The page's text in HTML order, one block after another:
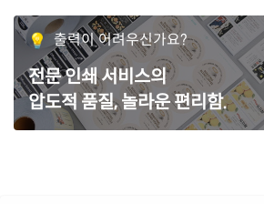
출력이 어려우신가요?
전문 인쇄 서비스의
압도적 품질, 놀라운 편리함.